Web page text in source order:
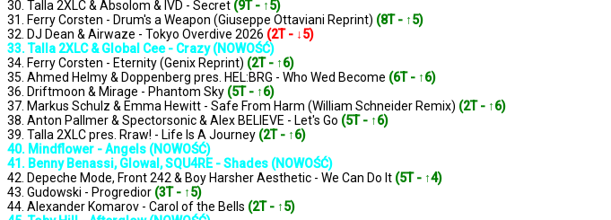
30. Talla 2XLC & Absolom & IVD - Secret (9T - ↑5)
31. Ferry Corsten - Drum's a Weapon (Giuseppe Ottaviani Reprint) (8T - ↑5)
32. DJ Dean & Airwaze - Tokyo Overdive 2026 (2T - ↓5)
33. Talla 2XLC & Global Cee - Crazy (NOWOŚĆ)
34. Ferry Corsten - Eternity (Genix Reprint) (2T - ↑6)
35. Ahmed Helmy & Doppenberg pres. HEL:BRG - Who Wed Become (6T - ↑6)
36. Driftmoon & Mirage - Phantom Sky (5T - ↑6)
37. Markus Schulz & Emma Hewitt - Safe From Harm (William Schneider Remix) (2T - ↑6)
38. Anton Pallmer & Spectorsonic & Alex BELIEVE - Let's Go (5T - ↑6)
39. Talla 2XLC pres. Rraw! - Life Is A Journey (2T - ↑6)
40. Mindflower - Angels (NOWOŚĆ)
41. Benny Benassi, Glowal, SQU4RE - Shades (NOWOŚĆ)
42. Depeche Mode, Front 242 & Boy Harsher Aesthetic - We Can Do It (5T - ↑4)
43. Gudowski - Progredior (3T - ↑5)
44. Alexander Komarov - Carol of the Bells (2T - ↑5)